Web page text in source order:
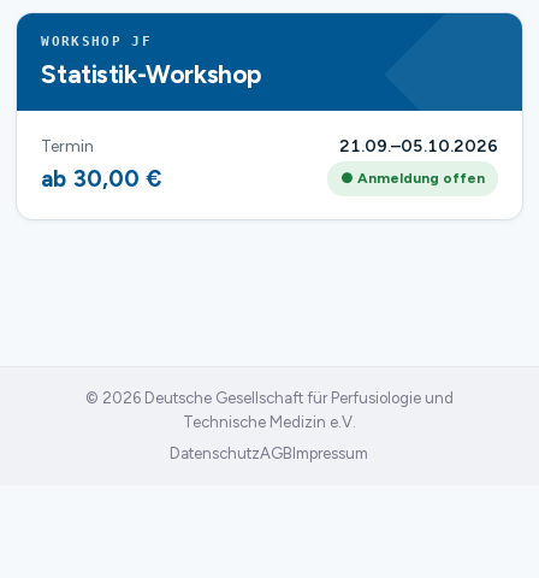
WORKSHOP JF
Statistik-Workshop
Termin 21.09.–05.10.2026
ab 30,00 € ● Anmeldung offen
© 2026 Deutsche Gesellschaft für Perfusiologie und
Technische Medizin e.V.
DatenschutzAGB Impressum